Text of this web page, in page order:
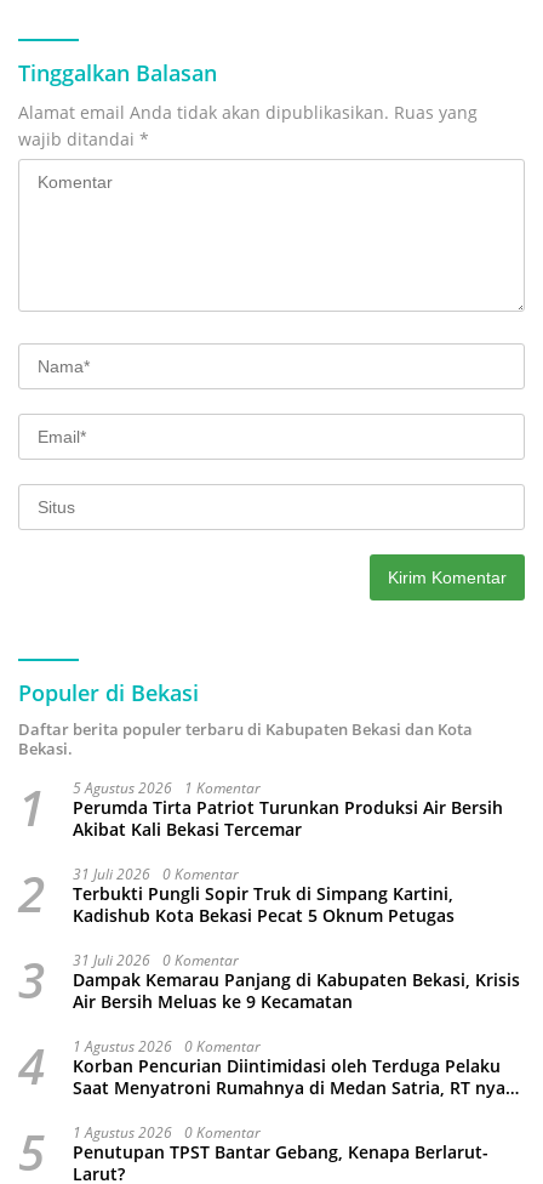
Tinggalkan Balasan
Alamat email Anda tidak akan dipublikasikan. Ruas yang
wajib ditandai *
Populer di Bekasi
Daftar berita populer terbaru di Kabupaten Bekasi dan Kota
Bekasi.
1 5 Agustus 2026 1 Komentar
Perumda Tirta Patriot Turunkan Produksi Air Bersih
Akibat Kali Bekasi Tercemar
2 31 Juli 2026 0 Komentar
Terbukti Pungli Sopir Truk di Simpang Kartini,
Kadishub Kota Bekasi Pecat 5 Oknum Petugas
3 31 Juli 2026 0 Komentar
Dampak Kemarau Panjang di Kabupaten Bekasi, Krisis
Air Bersih Meluas ke 9 Kecamatan
4 1 Agustus 2026 0 Komentar
Korban Pencurian Diintimidasi oleh Terduga Pelaku
Saat Menyatroni Rumahnya di Medan Satria, RT nya
5 1 Agustus 2026 0 Komentar
Penutupan TPST Bantar Gebang, Kenapa Berlarut-
Larut?